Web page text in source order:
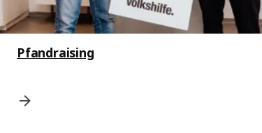
Pfandraising